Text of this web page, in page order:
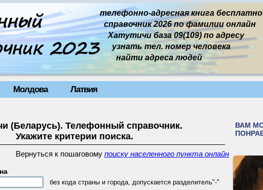
телефонно-адресная книга бесплатно
справочник 2026 по фамилии онлайн
Хатутичи база 09(109) по адресу
узнать тел. номер человека
найти адреса людей
Молдова Латвия
(Беларусь). Телефонный справочник.
Укажите критерии поиска.
Вернуться к пошаговому поиску населенного пункта онлайн
без кода страны и города, допускается разделитель"-"